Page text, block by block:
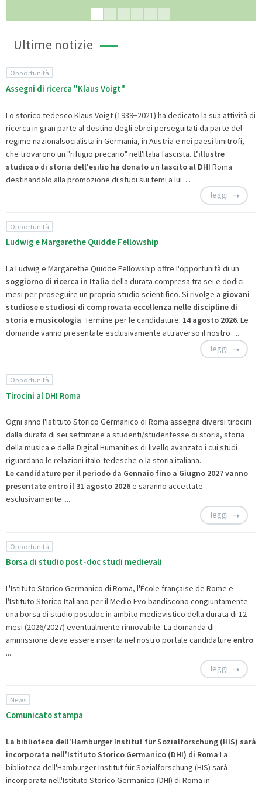
Ultime notizie
Opportunità
Assegni di ricerca "Klaus Voigt"
Lo storico tedesco Klaus Voigt (1939−2021) ha dedicato la sua attività di
ricerca in gran parte al destino degli ebrei perseguitati da parte del
regime nazionalsocialista in Germania, in Austria e nei paesi limitrofi,
che trovarono un "rifugio precario" nell'Italia fascista. L'illustre
studioso di storia dell'esilio ha donato un lascito al DHI Roma
destinandolo alla promozione di studi sui temi a lui ...
leggi
Opportunità
Ludwig e Margarethe Quidde Fellowship
La Ludwig e Margarethe Quidde Fellowship offre l'opportunità di un
soggiorno di ricerca in Italia della durata compresa tra sei e dodici
mesi per proseguire un proprio studio scientifico. Si rivolge a giovani
studiose e studiosi di comprovata eccellenza nelle discipline di
storia e musicologia. Termine per le candidature: 14 agosto 2026. Le
domande vanno presentate esclusivamente attraverso il nostro ...
leggi
Opportunità
Tirocini al DHI Roma
Ogni anno l'Istituto Storico Germanico di Roma assegna diversi tirocini
dalla durata di sei settimane a studenti/studentesse di storia, storia
della musica e delle Digital Humanities di livello avanzato i cui studi
riguardano le relazioni italo-tedesche o la storia italiana.
Le candidature per il periodo da Gennaio fino a Giugno 2027 vanno
presentate entro il 31 agosto 2026e saranno accettate
esclusivamente ...
leggi
Opportunità
Borsa di studio post-doc studi medievali
L'Istituto Storico Germanico di Roma, l'École française de Rome e
l'Istituto Storico Italiano per il Medio Evo bandiscono congiuntamente
una borsa di studio postdoc in ambito medievistico della durata di 12
mesi (2026/2027) eventualmente rinnovabile. La domanda di
ammissione deve essere inserita nel nostro portale candidature entro
...
leggi
News
Comunicato stampa
La biblioteca dell'Hamburger Institut für Sozialforschung (HIS) sarà
incorporata nell'Istituto Storico Germanico (DHI) di Roma La
biblioteca dell'Hamburger Institut für Sozialforschung (HIS) sarà
incorporata nell'Istituto Storico Germanico (DHI) di Roma in